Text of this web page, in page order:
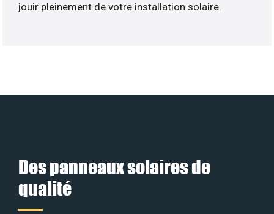
jouir pleinement de votre installation solaire.
Des panneaux solaires de
qualité